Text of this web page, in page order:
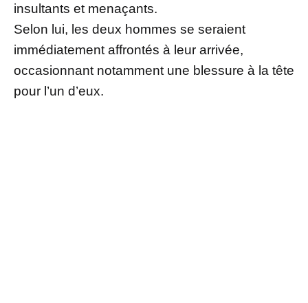
insultants et menaçants.
Selon lui, les deux hommes se seraient
immédiatement affrontés à leur arrivée,
occasionnant notamment une blessure à la tête
pour l’un d’eux.